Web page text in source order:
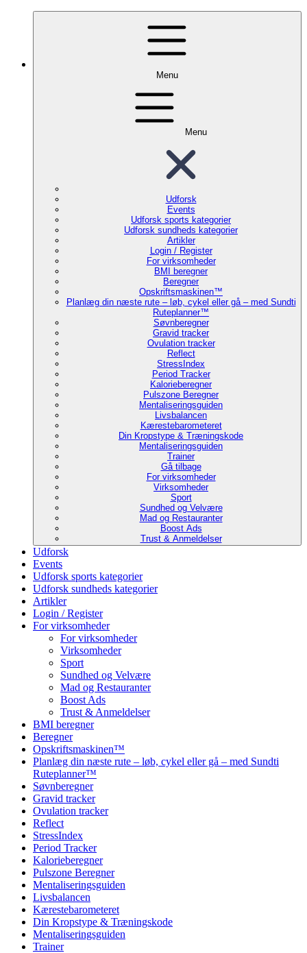
Menu
Menu
Udforsk
Events
Udforsk sports kategorier
Udforsk sundheds kategorier
Artikler
Login / Register
For virksomheder
BMI beregner
Beregner
Opskriftsmaskinen™
Planlæg din næste rute – løb, cykel eller gå – med Sundti
Ruteplanner™
Søvnberegner
Gravid tracker
Ovulation tracker
Reflect
StressIndex
Period Tracker
Kalorieberegner
Pulszone Beregner
Mentaliseringsguiden
Livsbalancen
Kærestebarometeret
Din Kropstype & Træningskode
Mentaliseringsguiden
Trainer
Gå tilbage
For virksomheder
Virksomheder
Sport
Sundhed og Velvære
Mad og Restauranter
Boost Ads
Trust & Anmeldelser
Udforsk
Events
Udforsk sports kategorier
Udforsk sundheds kategorier
Artikler
Login / Register
For virksomheder
For virksomheder
Virksomheder
Sport
Sundhed og Velvære
Mad og Restauranter
Boost Ads
Trust & Anmeldelser
BMI beregner
Beregner
Opskriftsmaskinen™
Planlæg din næste rute – løb, cykel eller gå – med Sundti
Ruteplanner™
Søvnberegner
Gravid tracker
Ovulation tracker
Reflect
StressIndex
Period Tracker
Kalorieberegner
Pulszone Beregner
Mentaliseringsguiden
Livsbalancen
Kærestebarometeret
Din Kropstype & Træningskode
Mentaliseringsguiden
Trainer